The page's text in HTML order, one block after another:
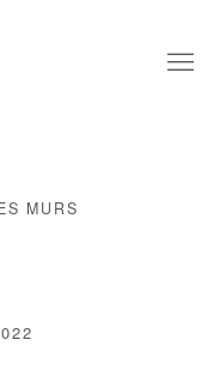
MURS